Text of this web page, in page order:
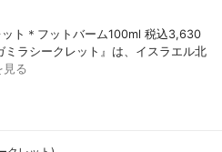
ト＊フットバーム100ml 税込3,630
ミラシークレット』は、イスラエル北
見る